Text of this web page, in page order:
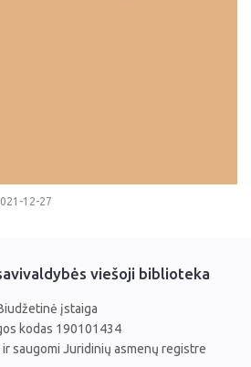
12-27
viešoji biblioteka
įstaiga
kodas 190101434
saugomi Juridinių asmenų registre